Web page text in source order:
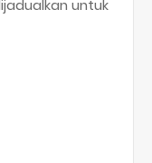
untuk